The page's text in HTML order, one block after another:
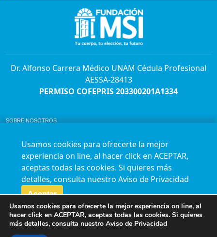
Dr. Alfonso Carrera Médico UNAM Cédula Profesional
AESSA-28413
PERMISO COFEPRIS 203300201A1334
SOBRE NOSOTROS
AVISO DE PRIVACIDAD
Horario de atención para citas e informes:
Lunes a sábado de 7:00am a 9:00pm
Agenda en línea
24/7 aquí
Síguenos en nuestras redes
Usamos cookies para ofrecerte la mejor
experiencia on line, al hacer click en ACEPTAR,
aceptas todas las cookies. Si quieres más
detalles, consulta nuestro Aviso de Privacidad
Aceptar
Usamos cookies para ofrecerte la mejor experiencia on line, al
hacer click en ACEPTAR, aceptas todas las cookies. Si quieres
más detalles, consulta nuestro Aviso de Privacidad